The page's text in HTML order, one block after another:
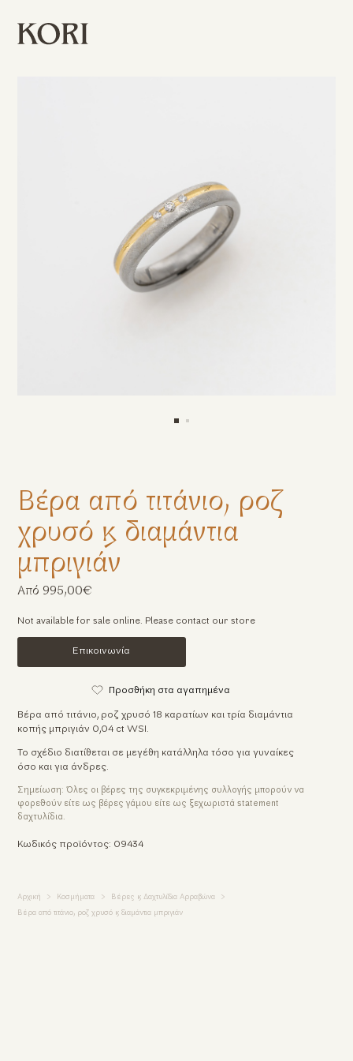
cookies
Από 995,00€
Not available for sale online. Please contact our store
Επικοινωνία
Προσθήκη στα αγαπημένα
Βέρα από τιτάνιο, ροζ χρυσό 18 καρατίων και τρία διαμάντια
κοπής μπριγιάν 0,04 ct WSI.
Το σχέδιο διατίθεται σε μεγέθη κατάλληλα τόσο για γυναίκες
όσο και για άνδρες.
Σημείωση: Όλες οι βέρες της συγκεκριμένης συλλογής μπορούν να
φορεθούν είτε ως βέρες γάμου είτε ως ξεχωριστά statement
δαχτυλίδια.
Κωδικός προϊόντος: 09434
Αρχική Κοσμήματα Βέρες & Δαχτυλίδια Αρραβώνα
Βέρα από τιτάνιο, ροζ χρυσό & διαμάντια μπριγιάν
Βέρα από τιτάνιο, ροζ
χρυσό & διαμάντια
μπριγιάν